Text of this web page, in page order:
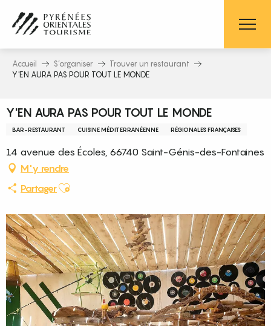
contenu
principal
Accueil S’organiser
Trouver un restaurant
Y'EN AURA PAS POUR TOUT LE MONDE
Y'EN AURA PAS POUR TOUT LE MONDE
BAR-RESTAURANT CUISINE MÉDITERRANÉENNE RÉGIONALES FRANÇAISES
14 avenue des Écoles, 66740 Saint-Génis-des-Fontaines
M'y rendre
PartagerAjouter aux favoris